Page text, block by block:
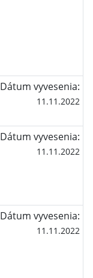
Dátum vyvesenia:
11.11.2022
Dátum vyvesenia:
11.11.2022
Dátum vyvesenia:
11.11.2022